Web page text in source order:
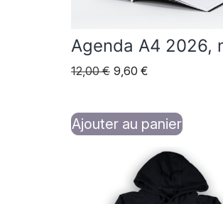
Agenda A4 2026,
12,00€ Le
était :
12,00 €.
9,60 €
est :
9,60 €.
Ajouter au panier